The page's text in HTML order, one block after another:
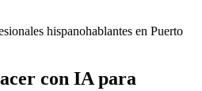
hispanohablantes en Puerto
con IA para